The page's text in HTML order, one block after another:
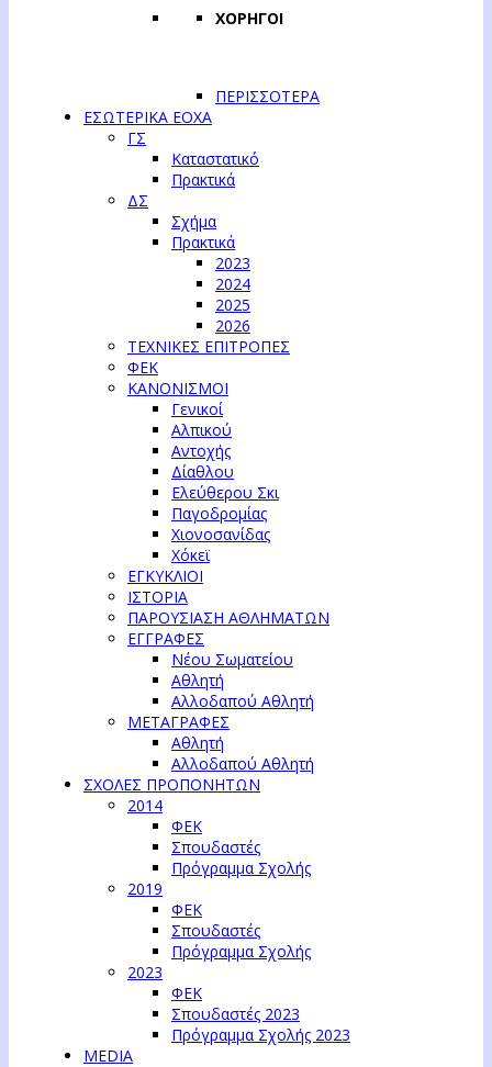
ΧΟΡΗΓΟΙ
ΠΕΡΙΣΣΟΤΕΡΑ
ΕΣΩΤΕΡΙΚΑ ΕΟΧΑ
ΓΣ
Καταστατικό
Πρακτικά
ΔΣ
Σχήμα
Πρακτικά
2023
2024
2025
2026
ΤΕΧΝΙΚΕΣ ΕΠΙΤΡΟΠΕΣ
ΦΕΚ
ΚΑΝΟΝΙΣΜΟΙ
Γενικοί
Αλπικού
Αντοχής
Δίαθλου
Ελεύθερου Σκι
Παγοδρομίας
Χιονοσανίδας
Χόκεϊ
ΕΓΚΥΚΛΙΟΙ
ΙΣΤΟΡΙΑ
ΠΑΡΟΥΣΙΑΣΗ ΑΘΛΗΜΑΤΩΝ
ΕΓΓΡΑΦΕΣ
Νέου Σωματείου
Αθλητή
Αλλοδαπού Αθλητή
ΜΕΤΑΓΡΑΦΕΣ
Αθλητή
Αλλοδαπού Αθλητή
ΣΧΟΛΕΣ ΠΡΟΠΟΝΗΤΩΝ
2014
ΦΕΚ
Σπουδαστές
Πρόγραμμα Σχολής
2019
ΦΕΚ
Σπουδαστές
Πρόγραμμα Σχολής
2023
ΦΕΚ
Σπουδαστές 2023
Πρόγραμμα Σχολής 2023
MEDIA